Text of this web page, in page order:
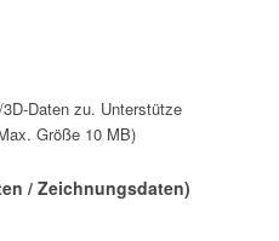
Daten zu. Unterstütze
Größe 10 MB)
/ Zeichnungsdaten)